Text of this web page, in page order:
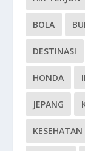
BOLA
DESTINASI
HONDA
JEPANG
KESEHATAN